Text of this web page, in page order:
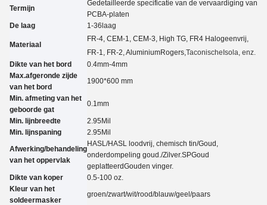
Termijn
Gedetailleerde specificatie van de vervaardiging van
PCBA-platen
De laag
1-36laag
Materiaal
FR-4, CEM-1, CEM-3, High TG, FR4 Halogeenvrij,
FR-1, FR-2, AluminiumRogers, TaconischeIsola, enz.
Dikte van het bord
0.4mm-4mm
Max.afgeronde zijde
van het bord
1900*600 mm
Min. afmeting van het
geboorde gat
0. 1 mm
Min. lijnbreedte 2.95Mil
Min. lijnspaning
2.95Mil
Afwerking/behandeling
van het oppervlak
HASL/HASL loodvrij, chemisch tin/Goud,
onderdompeling goud. /Zilver.SPGoud
geplatteerdGouden vinger.
Dikte van koper
0.5-100 oz.
Kleur van het
soldeermasker
groen/zwart/wit/rood/blauw/geel/paars